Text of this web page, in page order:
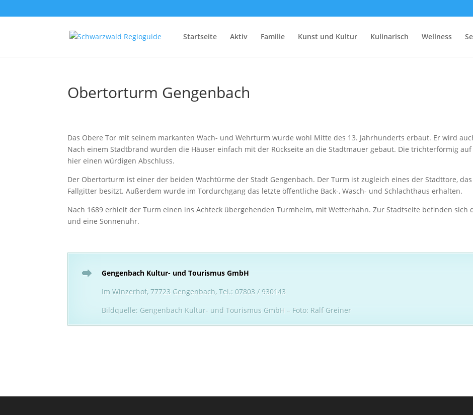
Startseite Aktiv Familie Kunst und Kultur Kulinarisch Wellness
Obertorturm Gengenbach
Das Obere Tor mit seinem markanten Wach- und Wehrturm wurde wohl Mitte des 13. Jahrhunderts erbaut. Er wird
Nach einem Stadtbrand wurden die Häuser einfach mit der Rückseite an die Stadtmauer gebaut. Die trichterförmig
hier einen würdigen Abschluss.
Der Obertorturm ist einer der beiden Wachtürme der Stadt Gengenbach. Der Turm ist zugleich eines der Stadttore,
Fallgitter besitzt. Außerdem wurde im Tordurchgang das letzte öffentliche Back-, Wasch- und Schlachthaus erhalten.
Nach 1689 erhielt der Turm einen ins Achteck übergehenden Turmhelm, mit Wetterhahn. Zur Stadtseite befinden sich
und eine Sonnenuhr.
Gengenbach Kultur- und Tourismus GmbH
Im Winzerhof, 77723 Gengenbach, Tel.: 07803 / 930143
Bildquelle: Gengenbach Kultur- und Tourismus GmbH – Foto: Ralf Greiner